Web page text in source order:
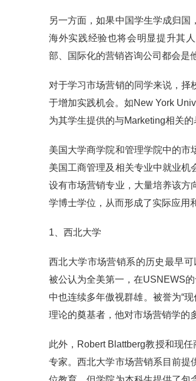
另一方面，如果中国学生学成归
海外实践经验也将会明显提升其
部、国际化的营销咨询公司都会是
对于学习市场营销的同学来说，择
于增加实践机会。如New York
为其学生提供的与Marketing相关的
美国大学商学院和管理学院中的市
美国工商管理及相关专业中就业
设有市场营销专业，大量培养该方
学博士学位，从而形成了实际应用
1、西北大学
西北大学市场营销系的历史最早
被公认为全美第一，在USNEWS
中也连续多年傲视群雄。被誉为“
理论的奠基者，他对市场营销学的
此外，Robert Blattberg教授和现
专家。西北大学市场营销系目前提